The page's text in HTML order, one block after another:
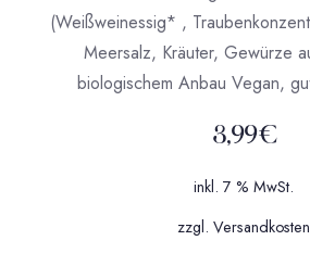
(Weißweinessig* ,
Meersalz, Kräuter, Gewürze
biologischem Anbau Vegan,
3,99€
inkl. 7 % MwSt.
zzgl. Versandkosten